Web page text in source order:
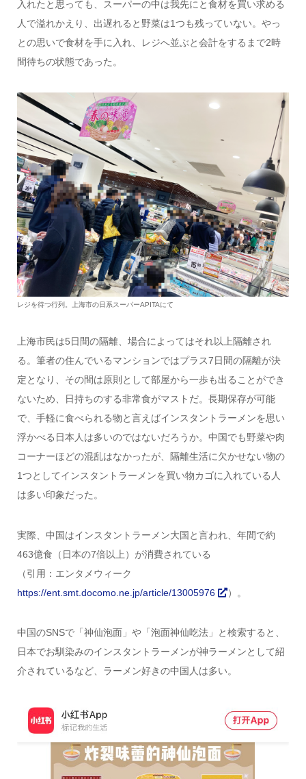
入れたと思っても、スーパーの中は我先にと食材を買い求める
人で溢れかえり、出遅れると野菜は1つも残っていない。やっ
との思いで食材を手に入れ、レジへ並ぶと会計をするまで2時
間待ちの状態であった。
レジを待つ行列。上海市の日系スーパーAPITAにて
上海市民は5日間の隔離、場合によってはそれ以上隔離され
る。筆者の住んでいるマンションではプラス7日間の隔離が決
定となり、その間は原則として部屋から一歩も出ることができ
ないため、日持ちのする非常食がマストだ。長期保存が可能
で、手軽に食べられる物と言えばインスタントラーメンを思い
浮かべる日本人は多いのではないだろうか。中国でも野菜や肉
コーナーほどの混乱はなかったが、隔離生活に欠かせない物の
1つとしてインスタントラーメンを買い物カゴに入れている人
は多い印象だった。
実際、中国はインスタントラーメン大国と言われ、年間で約
463億食（日本の7倍以上）が消費されている
（引用：エンタメウィーク
https://ent.smt.docomo.ne.jp/article/13005976
）。
中国のSNSで「神仙泡面」や「泡面神仙吃法」と検索すると、
日本でお馴染みのインスタントラーメンが神ラーメンとして紹
介されているなど、ラーメン好きの中国人は多い。